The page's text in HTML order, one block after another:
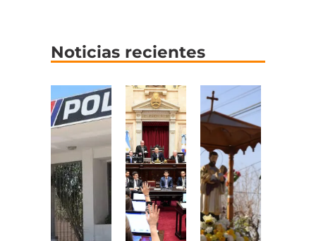
Noticias recientes